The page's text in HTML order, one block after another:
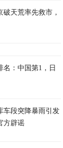
破天荒率先救市，
名：中国第1，日
车段突降暴雨引发
方辟谣